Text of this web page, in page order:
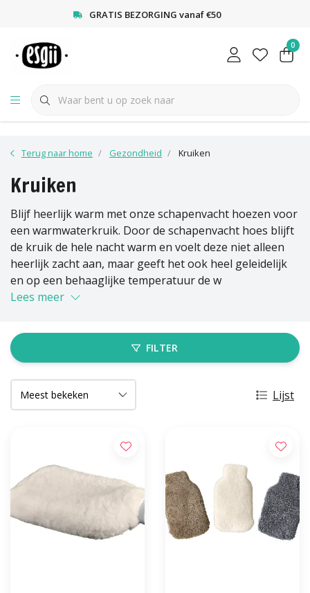
GRATIS BEZORGING vanaf €50
0
Terug naar home Gezondheid Kruiken
Kruiken
Blijf heerlijk warm met onze schapenvacht hoezen voor
een warmwaterkruik. Door de schapenvacht hoes blijft
de kruik de hele nacht warm en voelt deze niet alleen
heerlijk zacht aan, maar geeft het ook heel geleidelijk
en op een behaaglijke temperatuur de w
Lees meer
FILTER
Lijst